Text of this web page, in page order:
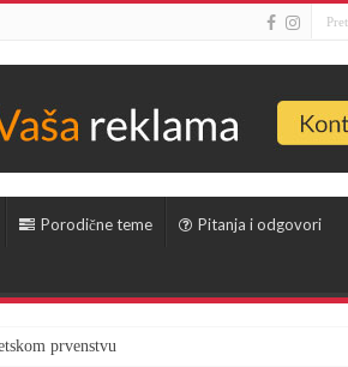
Porodične teme Pitanja i odgovori
prvenstvu